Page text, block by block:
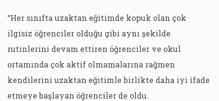
“Her sınıfta uzaktan eğitimde kopuk olan çok
ilgisiz öğrenciler olduğu gibi aynı şekilde
rutinlerini devam ettiren öğrenciler ve okul
ortamında çok aktif olmamalarına rağmen
kendilerini uzaktan eğitimle birlikte daha iyi ifade
etmeye başlayan öğrenciler de oldu.